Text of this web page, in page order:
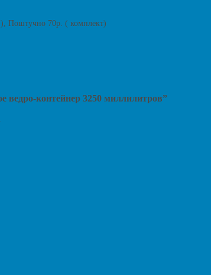
Поштучно 70р. ( комплект)
ведро-контейнер 3250 миллилитров”